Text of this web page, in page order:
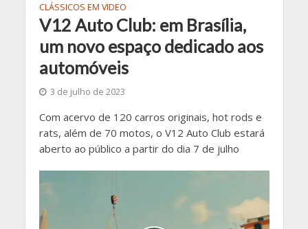
CLÁSSICOS EM VIDEO
V12 Auto Club: em Brasília,
um novo espaço dedicado aos
automóveis
3 de julho de 2023
Com acervo de 120 carros originais, hot rods e
rats, além de 70 motos, o V12 Auto Club estará
aberto ao público a partir do dia 7 de julho